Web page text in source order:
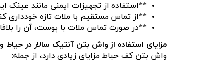
**استفاده از تجهیزات ایمنی مانند
**از تماس مستقیم با ملات تازه خودداری
**در صورت تماس ملات با پوست، آن را
مزایای استفاده از واش بتن آنتیک سالار در
واش بتن کف حیاط مزایای زیادی دارد، از جمله: